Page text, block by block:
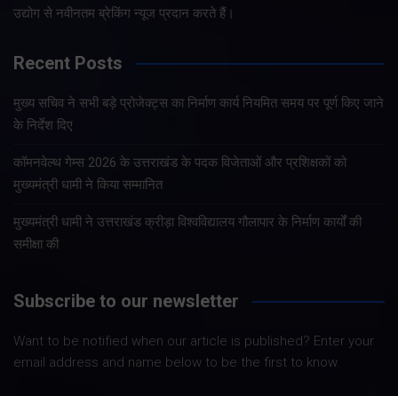
उद्योग से नवीनतम ब्रेकिंग न्यूज प्रदान करते हैं।
Recent Posts
मुख्य सचिव ने सभी बड़े प्रोजेक्ट्स का निर्माण कार्य नियमित समय पर पूर्ण किए जाने
के निर्देश दिए
कॉमनवेल्थ गेम्स 2026 के उत्तराखंड के पदक विजेताओं और प्रशिक्षकों को
मुख्यमंत्री धामी ने किया सम्मानित
मुख्यमंत्री धामी ने उत्तराखंड क्रीड़ा विश्वविद्यालय गौलापार के निर्माण कार्यों की
समीक्षा की
Subscribe to our newsletter
Want to be notified when our article is published? Enter your
email address and name below to be the first to know.